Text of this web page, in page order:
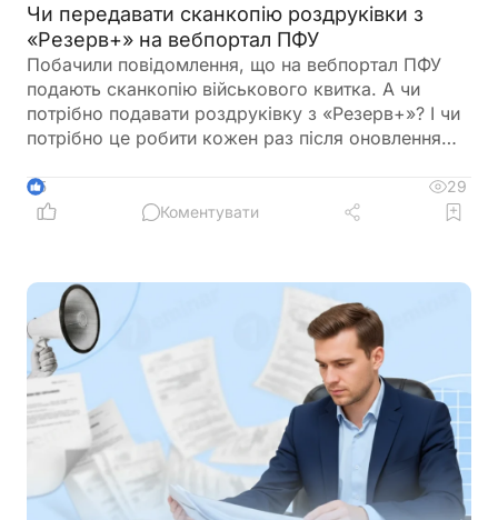
Чи передавати сканкопію роздруківки з
«Резерв+» на вебпортал ПФУ
Побачили повідомлення, що на вебпортал ПФУ
подають сканкопію військового квитка. А чи
потрібно подавати роздруківку з «Резерв+»? І чи
потрібно це робити кожен раз після оновлення
5
29
Коментувати